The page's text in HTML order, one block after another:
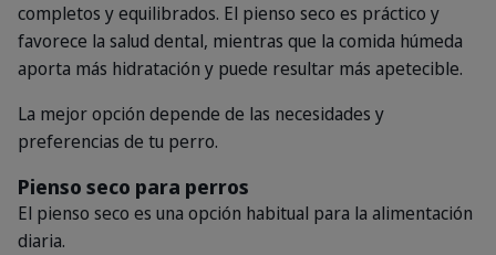
completos y equilibrados. El pienso seco es práctico y
favorece la salud dental, mientras que la comida húmeda
aporta más hidratación y puede resultar más apetecible.
La mejor opción depende de las necesidades y
preferencias de tu perro.
Pienso seco para perros
El pienso seco es una opción habitual para la alimentación
diaria.